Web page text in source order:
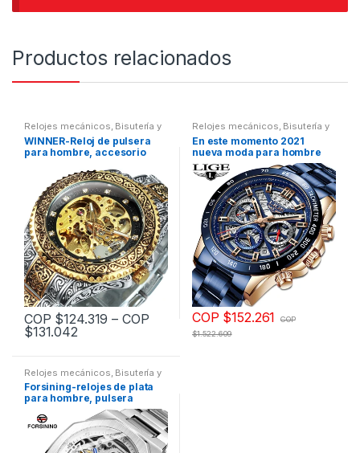
Productos relacionados
Relojes mecánicos, Bisutería y
relojes,Relojes para hombre
WINNER-Reloj de pulsera
para hombre, accesorio
mecanismo automático de
movimiento, diseño de
esqueleto dorado, a la moda
diseño Vintage, de lujo
COP $124.319 – COP
$131.042
Este
tiene
múltiples
Las
opciones
Relojes mecánicos, Bisutería y
relojes Relojes para hombre
En este momento 2021
nueva moda para hombre
relojes con tapa de acero
inoxidable de la marca de
lujo de deportes cronógrafo
reloj de cuarzo de los
hombres Relogio Masculino
COP $152.261
COP
$1.522.609
Este
Relojes mecánicos Bisutería y
relojes , Relojes para hombre
Forsining-relojes de plata
para hombre, pulsera
mecánica automática de
acero inoxidable, de marca
superior de lujo, de
negocios